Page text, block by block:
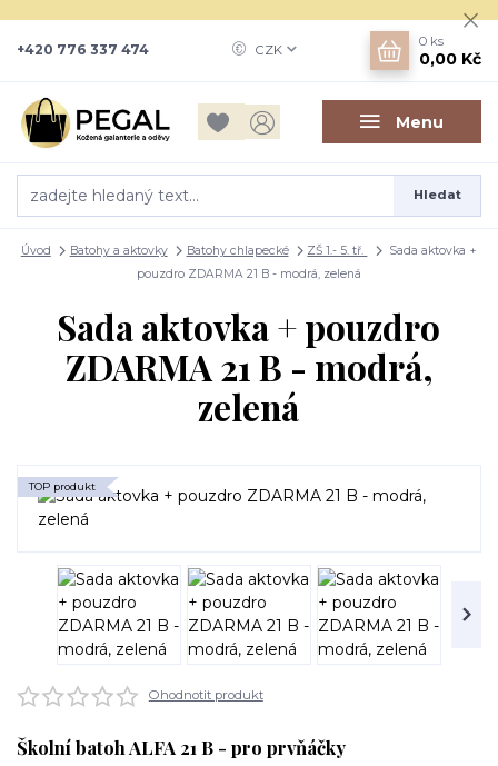
Menu
CZK
Hledat
+420 776 337 474
0 ks
0,00 Kč
Úvod Batohy a aktovky Batohy chlapecké ZŠ 1.- 5. tř.
Sada aktovka +
pouzdro ZDARMA 21 B - modrá, zelená
Sada aktovka + pouzdro
ZDARMA 21 B - modrá,
zelená
TOP produkt
Ohodnotit produkt
Školní batoh ALFA 21 B - pro prvňáčky